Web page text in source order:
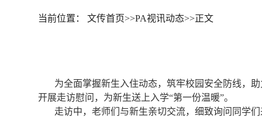
当前位置： 文传首页>>PA视讯动态>>正文
为全面掌握新生入住动态，筑牢校园安全防线，
开展走访慰问，为新生送上入学“第一份温暖”。
走访中，老师们与新生亲切交流，细致询问同学